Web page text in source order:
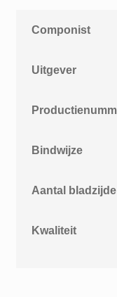
Componist
Uitgever
Bindwijze
Aantal bladzijde
Kwaliteit